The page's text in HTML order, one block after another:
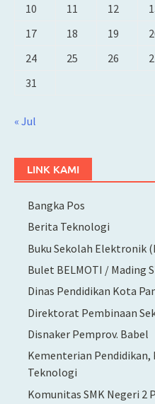
10
11 12
17
18 19
24
25 26
31
« Jul
LINK KAMI
Bangka Pos
Berita Teknologi
Buku Sekolah Elektronik
Bulet BELMOTI / Mading
Dinas Pendidikan Kota
Direktorat Pembinaan
Disnaker Pemprov. Babel
Kementerian Pendidikan,
Teknologi
Komunitas SMK Negeri 2